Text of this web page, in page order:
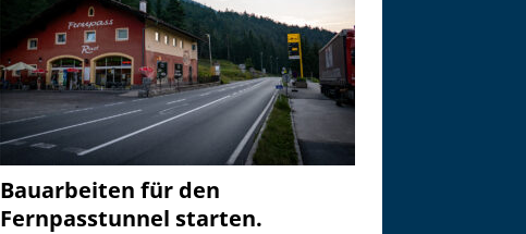
Bauarbeiten für den
Fernpasstunnel starten.